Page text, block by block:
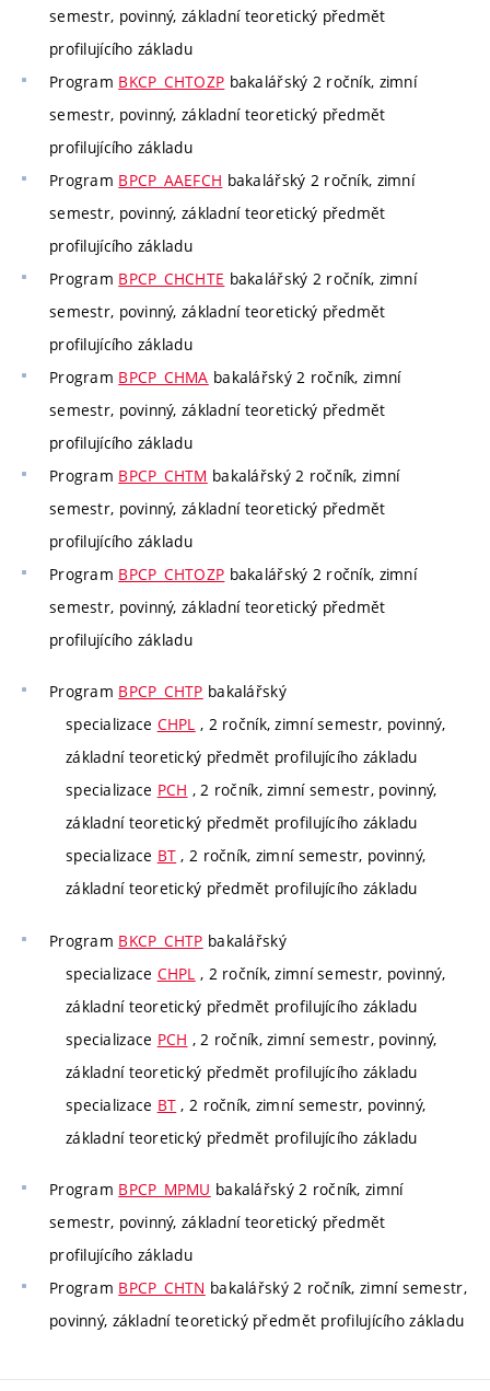
semestr, povinný, základní teoretický předmět
profilujícího základu
Program BKCP_CHTOZP bakalářský 2 ročník, zimní
semestr, povinný, základní teoretický předmět
profilujícího základu
Program BPCP_AAEFCH bakalářský 2 ročník, zimní
semestr, povinný, základní teoretický předmět
profilujícího základu
Program BPCP_CHCHTE bakalářský 2 ročník, zimní
semestr, povinný, základní teoretický předmět
profilujícího základu
Program BPCP_CHMA bakalářský 2 ročník, zimní
semestr, povinný, základní teoretický předmět
profilujícího základu
Program BPCP_CHTM bakalářský 2 ročník, zimní
semestr, povinný, základní teoretický předmět
profilujícího základu
Program BPCP_CHTOZP bakalářský 2 ročník, zimní
semestr, povinný, základní teoretický předmět
profilujícího základu
Program BPCP_CHTP bakalářský
specializace CHPL , 2 ročník, zimní semestr, povinný,
základní teoretický předmět profilujícího základu
specializace PCH , 2 ročník, zimní semestr, povinný,
základní teoretický předmět profilujícího základu
specializace BT , 2 ročník, zimní semestr, povinný,
základní teoretický předmět profilujícího základu
Program BKCP_CHTP bakalářský
specializace CHPL , 2 ročník, zimní semestr, povinný,
základní teoretický předmět profilujícího základu
specializace PCH , 2 ročník, zimní semestr, povinný,
základní teoretický předmět profilujícího základu
specializace BT , 2 ročník, zimní semestr, povinný,
základní teoretický předmět profilujícího základu
Program BPCP_MPMU bakalářský 2 ročník, zimní
semestr, povinný, základní teoretický předmět
profilujícího základu
Program BPCP_CHTN bakalářský 2 ročník, zimní semestr,
povinný, základní teoretický předmět profilujícího základu